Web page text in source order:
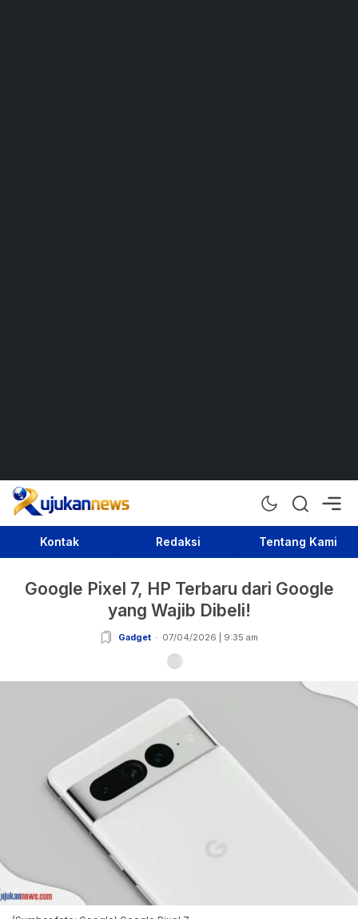
Rujukan News
Satu Rujukan Sejuta Informasi
Kontak Redaksi Tentang Kami
Google Pixel 7, HP Terbaru dari Google
yang Wajib Dibeli!
Gadget 07/04/2026 | 9:35 am